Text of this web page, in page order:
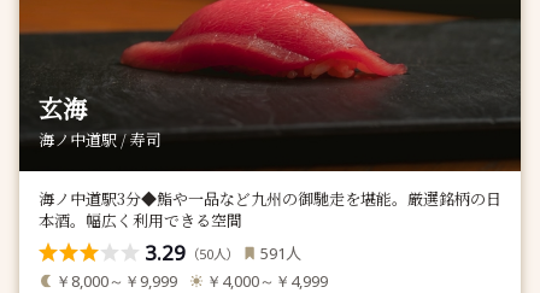
玄海
海ノ中道駅 / 寿司
海ノ中道駅3分◆鮨や一品など九州の御馳走を堪能。厳選銘柄の日
本酒。幅広く利用できる空間
3.29 （50人） 591 人
￥8,000～￥9,999 ￥4,000～￥4,999